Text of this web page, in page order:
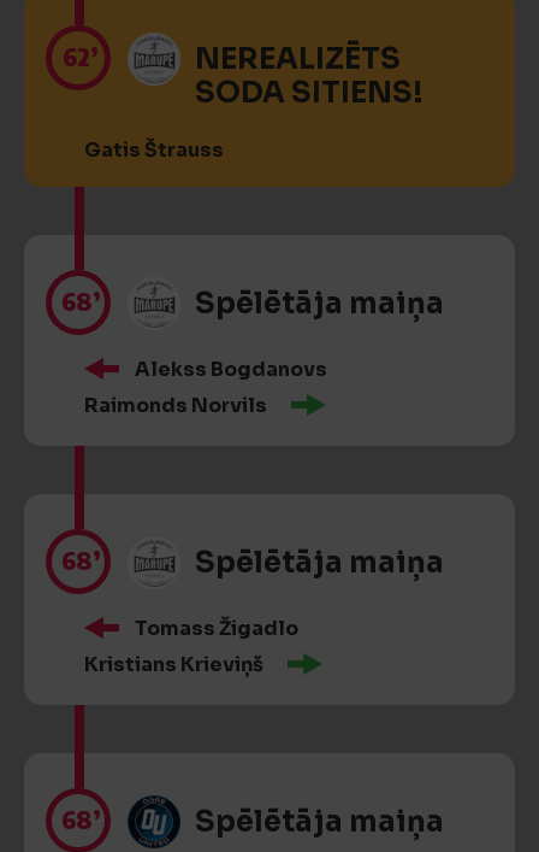
62’
NEREALIZĒTS
SODA SITIENS!
Gatis Štrauss
68’ Spēlētāja maiņa
Alekss Bogdanovs
Raimonds Norvils
68’ Spēlētāja maiņa
Tomass Žigadlo
Kristians Krieviņš
68’ Spēlētāja maiņa